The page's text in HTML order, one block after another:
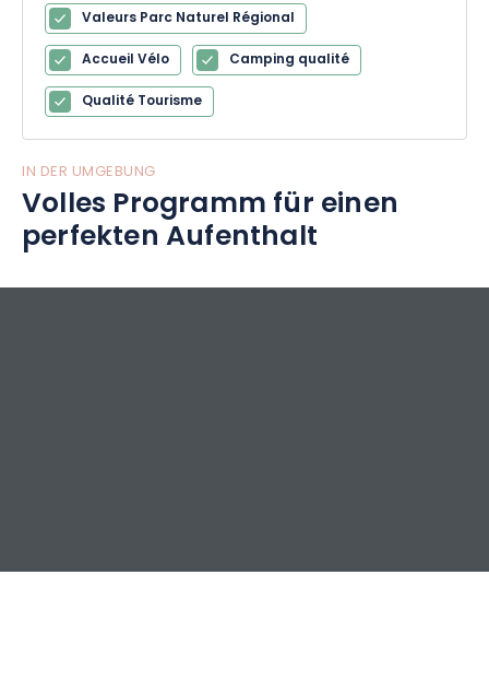
Valeurs Parc Naturel Régional
Accueil Vélo
Camping qualité
Qualité Tourisme
IN DER UMGEBUNG
Volles Programm für einen
perfekten Aufenthalt